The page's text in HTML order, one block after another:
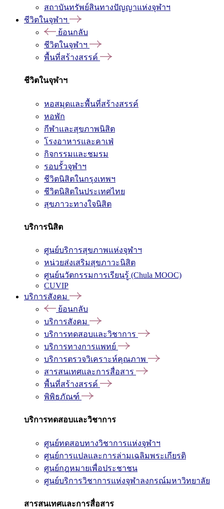
สถาบันทรัพย์สินทางปัญญาแห่งจุฬาฯ
ชีวิตในจุฬาฯ
ย้อนกลับ
ชีวิตในจุฬาฯ
พื้นที่สร้างสรรค์
ชีวิตในจุฬาฯ
หอสมุดและพื้นที่สร้างสรรค์
หอพัก
กีฬาและสุขภาพนิสิต
โรงอาหารและคาเฟ่
กิจกรรมและชมรม
รอบรั้วจุฬาฯ
ชีวิตนิสิตในกรุงเทพฯ
ชีวิตนิสิตในประเทศไทย
สุขภาวะทางใจนิสิต
บริการนิสิต
ศูนย์บริการสุขภาพแห่งจุฬาฯ
หน่วยส่งเสริมสุขภาวะนิสิต
ศูนย์นวัตกรรมการเรียนรู้ (Chula MOOC)
CUVIP
บริการสังคม
ย้อนกลับ
บริการสังคม
บริการทดสอบและวิชาการ
บริการทางการแพทย์
บริการตรวจวิเคราะห์คุณภาพ
สารสนเทศและการสื่อสาร
พื้นที่สร้างสรรค์
พิพิธภัณฑ์
บริการทดสอบและวิชาการ
ศูนย์ทดสอบทางวิชาการแห่งจุฬาฯ
ศูนย์การแปลและการล่ามเฉลิมพระเกียรติ
ศูนย์กฎหมายเพื่อประชาชน
ศูนย์บริการวิชาการแห่งจุฬาลงกรณ์มหาวิทยาลัย
สารสนเทศและการสื่อสาร